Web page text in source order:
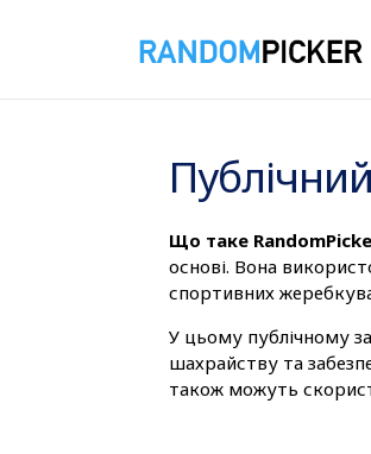
Що таке
основі. Вона
спортивних
У цьому публічному
шахрайству та
також можуть